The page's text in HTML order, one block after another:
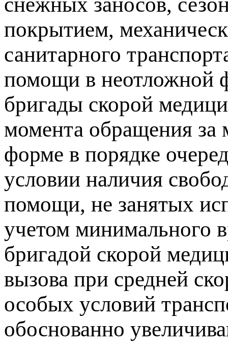
покрытием,
санитарного
помощи в неотложной
бригады скорой
момента обращения
форме в порядке
условии наличия
помощи, не занятых
учетом минимального
бригадой скорой
вызова при средней
особых условий
обоснованно